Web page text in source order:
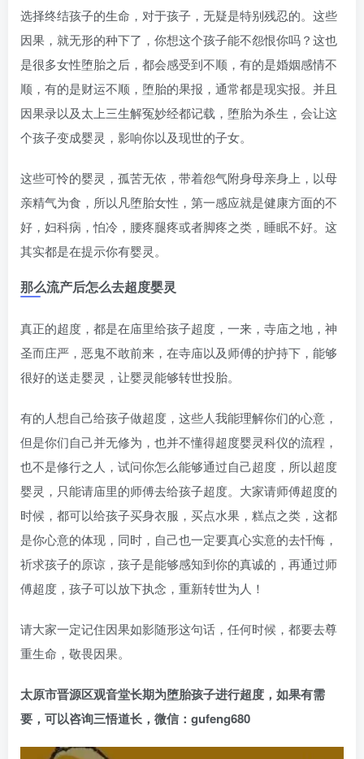
选择终结孩子的生命，对于孩子，无疑是特别残忍的。这些
因果，就无形的种下了，你想这个孩子能不怨恨你吗？这也
是很多女性堕胎之后，都会感受到不顺，有的是婚姻感情不
顺，有的是财运不顺，堕胎的果报，通常都是现实报。并且
因果录以及太上三生解冤妙经都记载，堕胎为杀生，会让这
个孩子变成婴灵，影响你以及现世的子女。
这些可怜的婴灵，孤苦无依，带着怨气附身母亲身上，以母
亲精气为食，所以凡堕胎女性，第一感应就是健康方面的不
好，妇科病，怕冷，腰疼腿疼或者脚疼之类，睡眠不好。这
其实都是在提示你有婴灵。
那么流产后怎么去超度婴灵
真正的超度，都是在庙里给孩子超度，一来，寺庙之地，神
圣而庄严，恶鬼不敢前来，在寺庙以及师傅的护持下，能够
很好的送走婴灵，让婴灵能够转世投胎。
有的人想自己给孩子做超度，这些人我能理解你们的心意，
但是你们自己并无修为，也并不懂得超度婴灵科仪的流程，
也不是修行之人，试问你怎么能够通过自己超度，所以超度
婴灵，只能请庙里的师傅去给孩子超度。大家请师傅超度的
时候，都可以给孩子买身衣服，买点水果，糕点之类，这都
是你心意的体现，同时，自己也一定要真心实意的去忏悔，
祈求孩子的原谅，孩子是能够感知到你的真诚的，再通过师
傅超度，孩子可以放下执念，重新转世为人！
请大家一定记住因果如影随形这句话，任何时候，都要去尊
重生命，敬畏因果。
太原市晋源区观音堂长期为堕胎孩子进行超度，如果有需
要，可以咨询三悟道长，微信：gufeng680